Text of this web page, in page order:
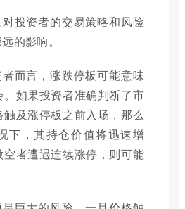
投资者的交易策略和风险
的影响。
而言，涨跌停板可能意味
如果投资者准确判断了市
及涨停板之前入场，那么
下，其持仓价值将迅速增
者遭遇连续涨停，则可能